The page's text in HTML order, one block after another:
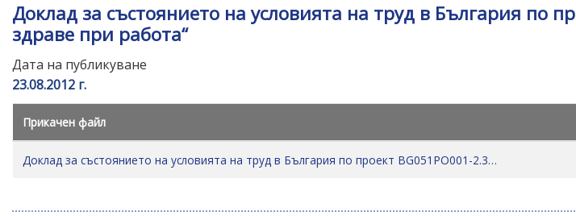
Доклад за състоянието на условията на труд в България по
здраве при работа“
Дата на публикуване
23.08.2012 г.
Прикачен файл
Доклад за състоянието на условията на труд в България по проект BG051PO001-2.3…